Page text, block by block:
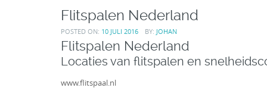
Flitspalen Nederland
POSTED ON: 10 JULI 2016 BY: JOHAN
Flitspalen Nederland
Locaties van flitspalen en
www.flitspaal.nl